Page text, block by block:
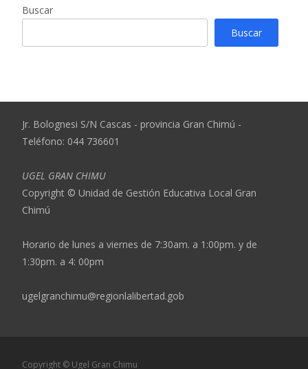
Buscar
Buscar
Jr. Bolognesi S/N Cascas - provincia Gran Chimú -
Teléfono: 044 736601
UGEL GRAN CHIMU
Copyright © Unidad de Gestión Educativa Local Gran
Chimú
Horario de lunes a viernes de 7:30am. a 1:00pm. y de
1:30pm. a 4: 00pm
ugelgranchimu@regionlalibertad.gob
Copyright © Ugel Gran Chimu